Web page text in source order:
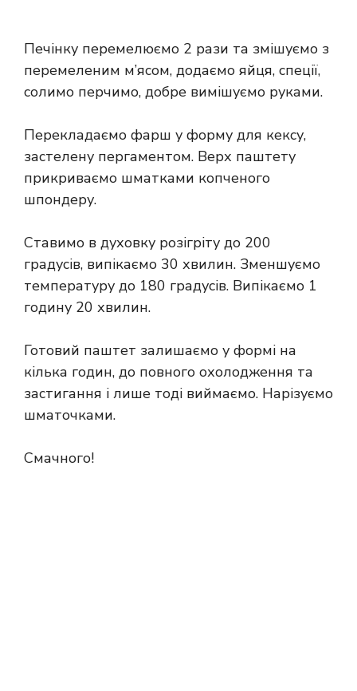
Печінку перемелюємо 2 рази та змішуємо з
перемеленим м’ясом, додаємо яйця, спеції,
солимо перчимо, добре вимішуємо руками.
Перекладаємо фарш у форму для кексу,
застелену пергаментом. Верх паштету
прикриваємо шматками копченого
шпондеру.
Ставимо в духовку розігріту до 200
градусів, випікаємо 30 хвилин. Зменшуємо
температуру до 180 градусів. Випікаємо 1
годину 20 хвилин.
Готовий паштет залишаємо у формі на
кілька годин, до повного охолодження та
застигання і лише тоді виймаємо. Нарізуємо
шматочками.
Смачного!